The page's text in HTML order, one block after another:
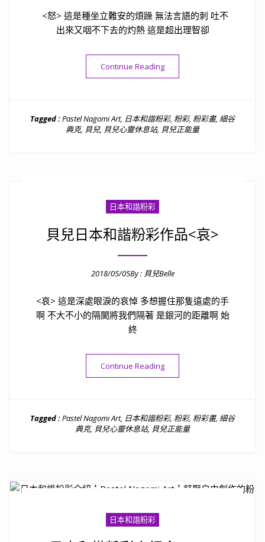
<怒> 這是種坐立難安的煩躁 無法言語的刺 吐不
出來又咽不下去的灼熱 這是超出理智卻
Continue Reading“貝兒日本和諧粉彩作品<怒>“
Tagged :Pastel Nagomi Art, 日本和諧粉彩, 粉彩, 粉彩畫, 細谷
典克, 貝兒, 貝兒心靈休息站, 貝兒正能量
日本和諧粉彩
貝兒日本和諧粉彩作品<哀>
2018/05/05By : 貝兒Belle
<哀> 這是深處眼淚的哀悼 多想握住那隻遠處的手
啊 不大不小的隔閡將我們隔著 是銀河的距離啊 始
終
Continue Reading“貝兒日本和諧粉彩作品<哀>“
Tagged :Pastel Nagomi Art, 日本和諧粉彩, 粉彩, 粉彩畫, 細谷
典克, 貝兒心靈休息站, 貝兒正能量
日本和諧粉彩